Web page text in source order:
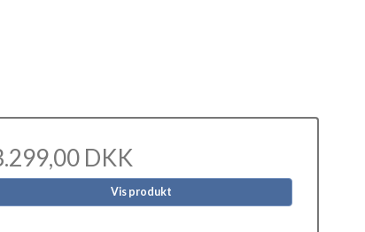
DKK
Vis produkt